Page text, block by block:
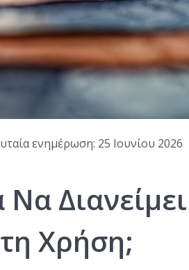
ενημέρωση: 25 Ιουνίου 2026
Να
Χρήση;